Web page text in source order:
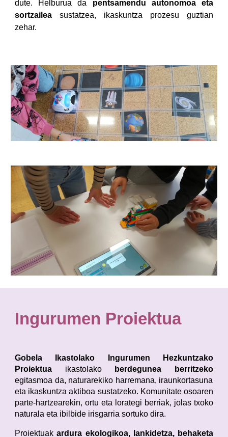
dute. Helburua da pentsamendu autonomoa eta
sortzailea sustatzea, ikaskuntza prozesu guztian
zehar.
Ingurumen Proiektua
Gobela Ikastolako Ingurumen Hezkuntzako
Proiektua ikastolako
berdegunea berritzeko
egitasmoa da, naturarekiko harremana, iraunkortasuna
eta ikaskuntza aktiboa sustatzeko. Komunitate osoaren
parte-hartzearekin, ortu eta lorategi berriak, jolas txoko
naturala eta ibilbide irisgarria sortuko dira.
Proiektuakardura ekologikoa, lankidetza, behaketa